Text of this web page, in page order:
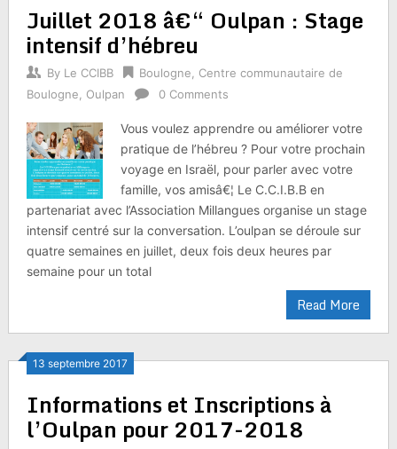
Juillet 2018 â€“ Oulpan : Stage
intensif d’hébreu
By Le CCIBB Boulogne
Centre communautaire de
Boulogne
Oulpan 0 Comments
Vous voulez apprendre ou améliorer votre
pratique de l’hébreu ? Pour votre prochain
voyage en Israël, pour parler avec votre
famille, vos amisâ€¦ Le C.C.I.B.B en
partenariat avec l’Association Millangues organise un stage
intensif centré sur la conversation. L’oulpan se déroule sur
quatre semaines en juillet, deux fois deux heures par
semaine pour un total
Read More
13 septembre 2017
Informations et Inscriptions à
l’Oulpan pour 2017-2018